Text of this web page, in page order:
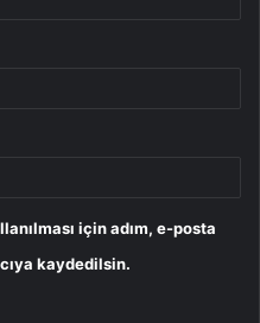
için adım, e-posta
kaydedilsin.